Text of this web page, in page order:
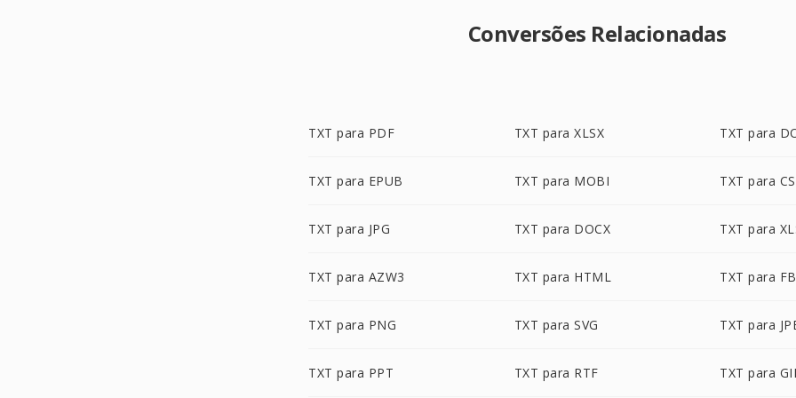
Conversões Relacionadas
TXT para PDF TXT para XLSX TXT para
TXT para EPUB TXT para MOBI TXT para
TXT para JPG TXT para DOCX TXT para
TXT para AZW3 TXT para HTML TXT para
TXT para PNG TXT para SVG TXT para
TXT para PPT TXT para RTF TXT para